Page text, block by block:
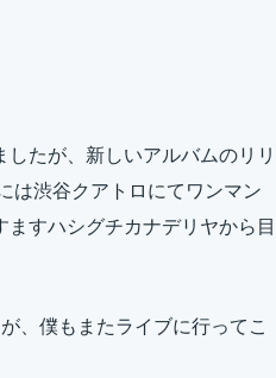
たが、新しいアルバムのリリ
は渋谷クアトロにてワンマン
すハシグチカナデリヤから目
、僕もまたライブに行ってこ